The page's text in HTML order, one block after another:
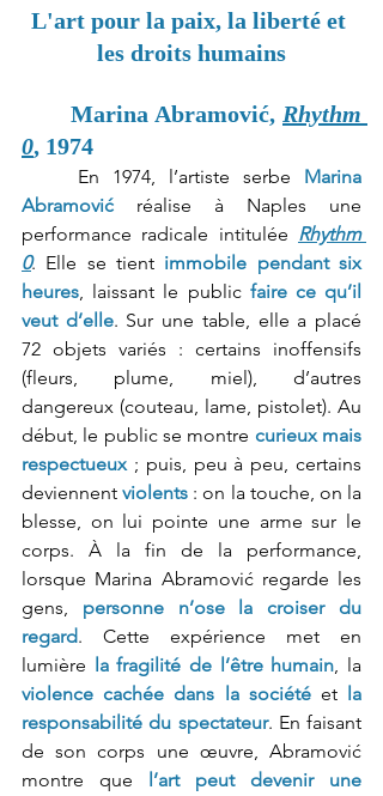
L'art pour la paix, la liberté et
les droits humains
Marina Abramović, Rhythm
0, 1974
	En 1974, l’artiste serbe
Marina
Abramović réalise à Naples une
performance radicale intitulée Rhythm
0. Elle se tient immobile pendant six
heures, laissant le public faire ce qu’il
veut d’elle. Sur une table, elle a placé
72 objets variés : certains inoffensifs
(fleurs, plume, miel), d’autres
dangereux (couteau, lame, pistolet). Au
début, le public se montre curieux mais
respectueux ; puis, peu à peu, certains
deviennent violents : on la touche, on la
blesse, on lui pointe une arme sur le
corps. À la fin de la performance,
lorsque Marina Abramović regarde les
gens, personne n’ose la croiser du
regard. Cette expérience met en
lumière
la fragilité de l’être humain
violence cachée dans la société et
la
responsabilité du spectateur. En faisant
de son corps une œuvre, Abramović
montre que
l’art peut devenir une